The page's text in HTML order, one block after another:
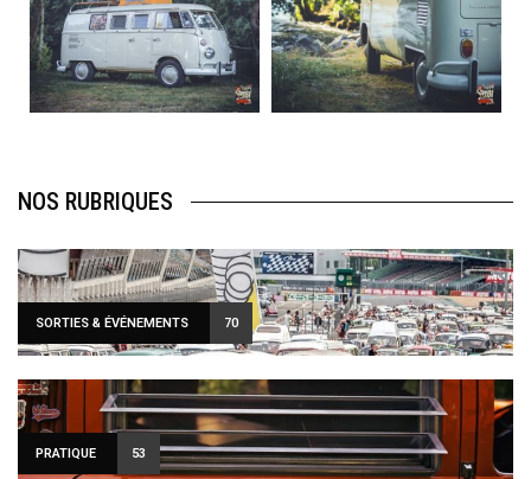
Août 10
120
0
Août 10
108
0
NOS RUBRIQUES
SORTIES & ÉVÉNEMENTS 70
PRATIQUE 53